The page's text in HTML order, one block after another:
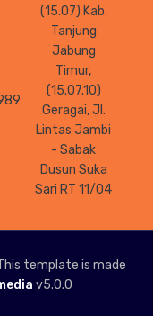
(15.07) Kab.
Tanjung
Jabung
Timur,
(15.07.10)
Geragai, Jl.
Lintas Jambi
- Sabak
Dusun Suka
Sari RT 11/04
template is made
v5.0.0